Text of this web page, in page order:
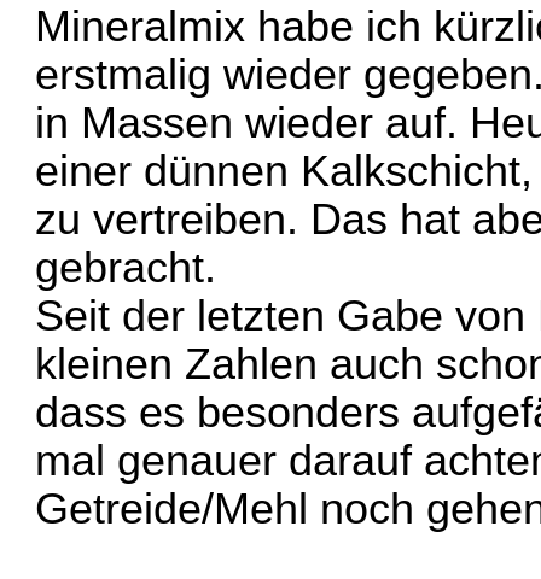
Mineralmix habe ich
erstmalig wieder
in Massen wieder auf.
einer dünnen
zu vertreiben. Das hat
gebracht.
Seit der letzten Gabe
kleinen Zahlen auch
dass es besonders
mal genauer darauf
Getreide/Mehl noch